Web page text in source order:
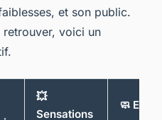
et son public.
voici un
💥
Sensations
🧼